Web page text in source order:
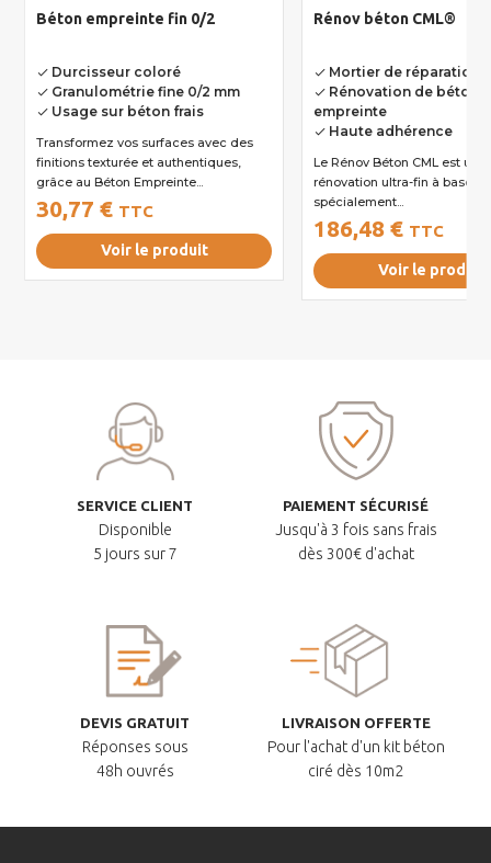
Béton empreinte fin 0/2
done Durcisseur coloré
done Granulométrie fine 0/2 mm
done Usage sur béton frais
Transformez vos surfaces avec des
finitions texturée et authentiques,
grâce au Béton Empreinte...
30,77 € TTC
Voir le produit
Rénov béton CML®
done Mortier de réparation
done Rénovation de béton
empreinte
done Haute adhérence
Le Rénov Béton CML est un mortier de
rénovation ultra-fin à base
spécialement...
186,48 € TTC
Voir le produit
SERVICE CLIENT
Disponible
5 jours sur 7
PAIEMENT SÉCURISÉ
Jusqu'à 3 fois sans frais
dès 300€ d'achat
DEVIS GRATUIT
Réponses sous
48h ouvrés
LIVRAISON OFFERTE
Pour l'achat d'un kit béton
ciré dès 10m2